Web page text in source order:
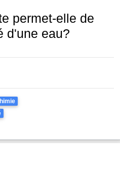
permet-elle de
d'une eau?